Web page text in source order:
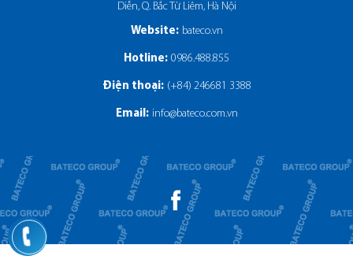
Diễn, Q. Bắc Từ Liêm, Hà Nội
Website: bateco.vn
Hotline: 0986.488.855
Điện thoại: (+84) 246681 3388
Email: info@bateco.com.vn